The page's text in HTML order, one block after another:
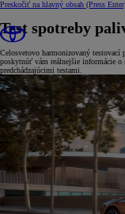
Preskočiť na hlavný obsah (Press
Test spotreby
Celosvetovo harmonizovaný
poskytnúť vám reálnejšie informácie o
predchádzajúcimi testami.